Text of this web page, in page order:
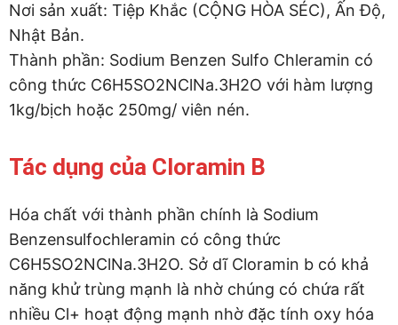
Nơi sản xuất: Tiệp Khắc (CỘNG HÒA SÉC), Ấn Độ,
Nhật Bản.
Thành phần: Sodium Benzen Sulfo Chleramin có
công thức C6H5SO2NClNa.3H2O với hàm lượng
1kg/bịch hoặc 250mg/ viên nén.
Tác dụng của Cloramin B
Hóa chất với thành phần chính là Sodium
Benzensulfochleramin có công thức
C6H5SO2NClNa.3H2O. Sở dĩ Cloramin b có khả
năng khử trùng mạnh là nhờ chúng có chứa rất
nhiều Cl+ hoạt động mạnh nhờ đặc tính oxy hóa